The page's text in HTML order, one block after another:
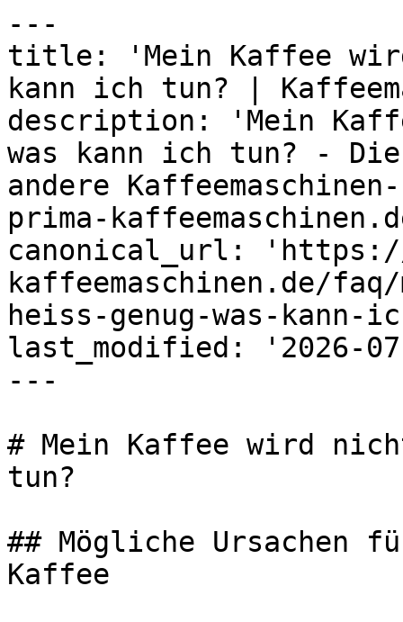
---
title: 'Mein Kaffee
kann ich tun? |
description: 'Mein
was kann ich tun? -
andere
prima-
canonical_url: 'https://
kaffeemaschinen.de/
heiss-genug-was-kann-
last_modified: '2026-
---
# Mein Kaffee wird
tun?
## Mögliche Ursachen
Kaffee